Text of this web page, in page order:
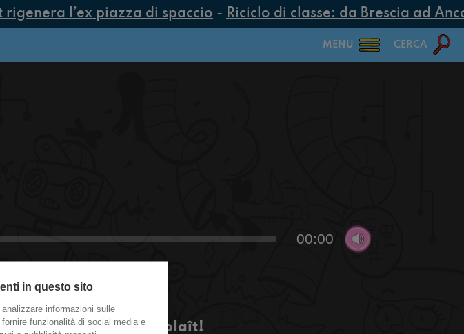
l’ex piazza di spaccio- Riciclo di classe: da Brescia ad
MENU CERCA
00:00
de frites s’il vous plaît!
in questo sito
informazioni sulle
funzionalità di social media e